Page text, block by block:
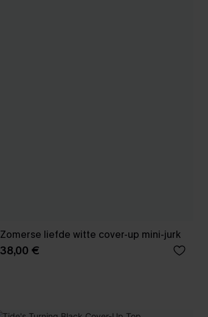
Zomerse liefde witte cover-up mini-jurk
38,00 €